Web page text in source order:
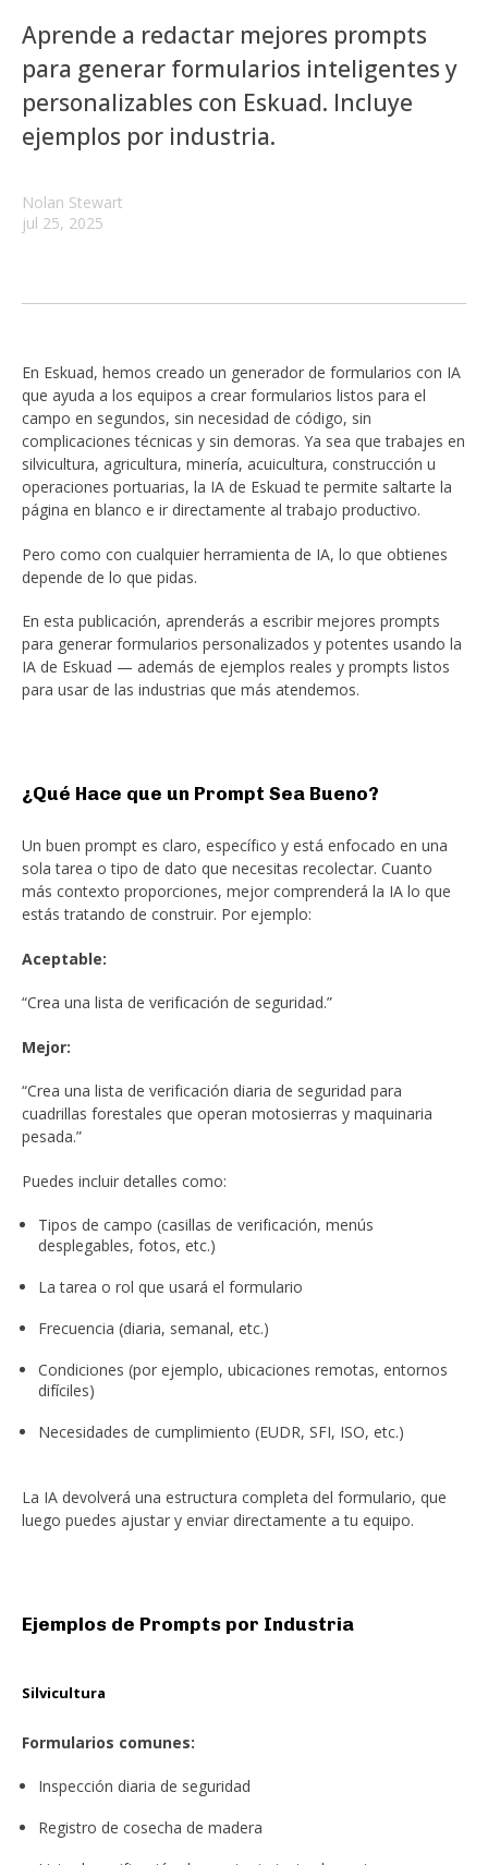
Aprende a redactar mejores prompts
para generar formularios inteligentes y
personalizables con Eskuad. Incluye
ejemplos por industria.
Nolan Stewart
jul 25, 2025
En Eskuad, hemos creado un generador de formularios con IA
que ayuda a los equipos a crear formularios listos para el
campo en segundos, sin necesidad de código, sin
complicaciones técnicas y sin demoras. Ya sea que trabajes en
silvicultura, agricultura, minería, acuicultura, construcción u
operaciones portuarias, la IA de Eskuad te permite saltarte la
página en blanco e ir directamente al trabajo productivo.
Pero como con cualquier herramienta de IA, lo que obtienes
depende de lo que pidas.
En esta publicación, aprenderás a escribir mejores prompts
para generar formularios personalizados y potentes usando la
IA de Eskuad — además de ejemplos reales y prompts listos
para usar de las industrias que más atendemos.
¿Qué Hace que un Prompt Sea Bueno?
Un buen prompt es claro, específico y está enfocado en una
sola tarea o tipo de dato que necesitas recolectar. Cuanto
más contexto proporciones, mejor comprenderá la IA lo que
estás tratando de construir. Por ejemplo:
Aceptable:
“Crea una lista de verificación de seguridad.”
Mejor:
“Crea una lista de verificación diaria de seguridad para
cuadrillas forestales que operan motosierras y maquinaria
pesada.”
Puedes incluir detalles como:
Tipos de campo (casillas de verificación, menús
desplegables, fotos, etc.)
La tarea o rol que usará el formulario
Frecuencia (diaria, semanal, etc.)
Condiciones (por ejemplo, ubicaciones remotas, entornos
difíciles)
Necesidades de cumplimiento (EUDR, SFI, ISO, etc.)
La IA devolverá una estructura completa del formulario, que
luego puedes ajustar y enviar directamente a tu equipo.
Ejemplos de Prompts por Industria
Silvicultura
Formularios comunes:
Inspección diaria de seguridad
Registro de cosecha de madera